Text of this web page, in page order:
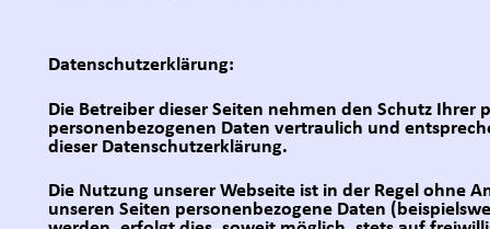
Datenschutzerklärung:
Die Betreiber dieser Seiten nehmen den Schutz
personenbezogenen Daten vertraulich und
dieser Datenschutzerklärung.
Die Nutzung unserer Webseite ist in der Regel ohne
unseren Seiten personenbezogene Daten